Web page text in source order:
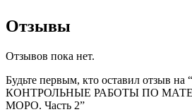
Отзывы
Отзывов пока нет.
Будьте первым, кто оставил отзыв на
КОНТРОЛЬНЫЕ РАБОТЫ ПО
МОРО. Часть 2”